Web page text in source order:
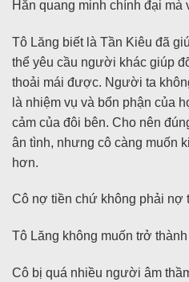
Hắn quang minh chính đại mà
Tô Lăng biết là Tần Kiêu đã
thể yêu cầu người khác giúp
thoải mái được. Người ta
là nhiệm vụ và bổn phận của
cảm của đôi bên. Cho nên
ân tình, nhưng cô càng muốn
hơn.
Cô nợ tiền chứ không phải nợ
Tô Lăng không muốn trở
Cô bị quá nhiều người âm